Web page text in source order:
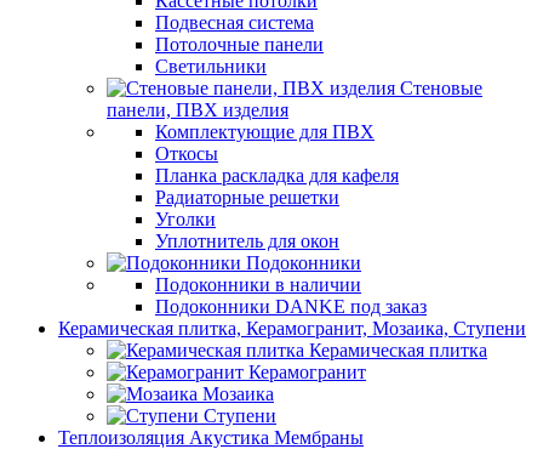
Подвесная система
Потолочные панели
Светильники
Стеновые
панели, ПВХ изделия
Комплектующие для ПВХ
Откосы
Планка раскладка для кафеля
Радиаторные решетки
Уголки
Уплотнитель для окон
Подоконники
Подоконники в наличии
Подоконники DANKE под заказ
Керамическая плитка, Керамогранит, Мозаика, Ступени
Керамическая плитка
Керамогранит
Мозаика
Ступени
Теплоизоляция Акустика Мембраны